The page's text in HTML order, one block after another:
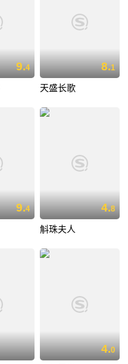
9.4 8.1
天盛长歌
9.4 4.8
斛珠夫人
4.0